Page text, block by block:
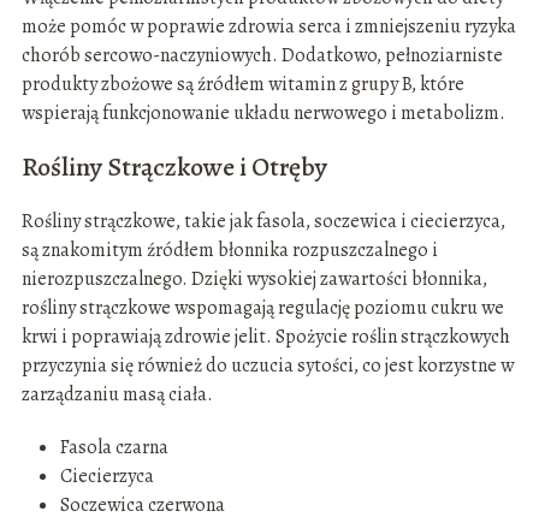
może pomóc w poprawie zdrowia serca i zmniejszeniu ryzyka
chorób sercowo-naczyniowych. Dodatkowo, pełnoziarniste
produkty zbożowe są źródłem witamin z grupy B, które
wspierają funkcjonowanie układu nerwowego i metabolizm.
Rośliny Strączkowe i Otręby
Rośliny strączkowe, takie jak fasola, soczewica i ciecierzyca,
są znakomitym źródłem błonnika rozpuszczalnego i
nierozpuszczalnego. Dzięki wysokiej zawartości błonnika,
rośliny strączkowe wspomagają regulację poziomu cukru we
krwi i poprawiają zdrowie jelit. Spożycie roślin strączkowych
przyczynia się również do uczucia sytości, co jest korzystne w
zarządzaniu masą ciała.
Fasola czarna
Ciecierzyca
Soczewica czerwona